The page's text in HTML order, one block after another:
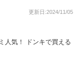
更新日:2024/11/05
人気！ ドンキで買える